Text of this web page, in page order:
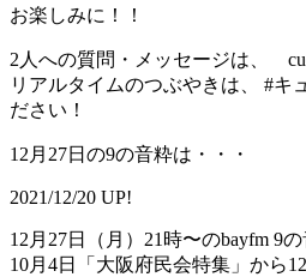
お楽しみに！！
2人への質問・メッセージは、
リアルタイムのつぶやきは、 #
ださい！
12月27日の9の音粋は・・・
2021/12/20 UP!
12月27日（月）21時〜のbayfm 9
10月4日「大阪府民会特集」から